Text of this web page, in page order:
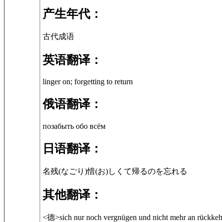
产生年代：
古代成语
英语翻译：
linger on; forgetting to return
俄语翻译：
позабыть обо всём
日语翻译：
名残(なごり)惜(お)しくて帰るのを忘れる
其他翻译：
<德>sich nur noch vergnügen und nicht mehr an